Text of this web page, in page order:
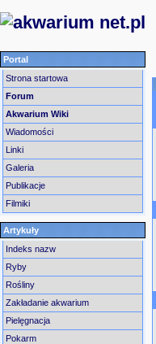
Portal
Strona startowa
Forum
Akwarium Wiki
Wiadomości
Linki
Galeria
Publikacje
Filmiki
Artykuły
Indeks nazw
Ryby
Rośliny
Zakładanie akwarium
Pielęgnacja
Pokarm